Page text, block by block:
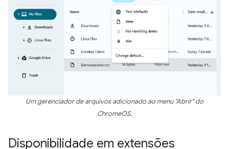
Um gerenciador de arquivos adicionado ao menu "Abrir" do
ChromeOS.
Disponibilidade em extensões